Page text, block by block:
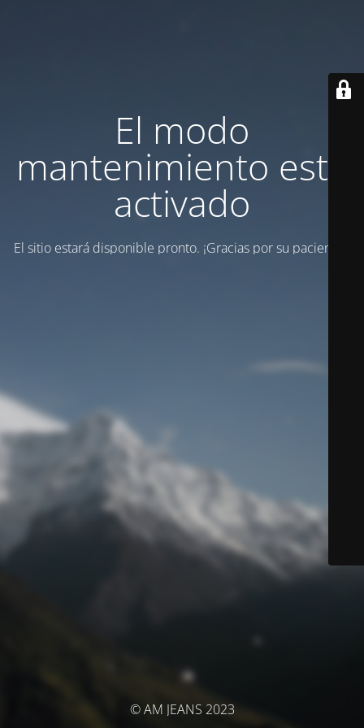
El modo
mantenimiento está
activado
El sitio estará disponible pronto. ¡Gracias por su paciencia!
© AM JEANS 2023